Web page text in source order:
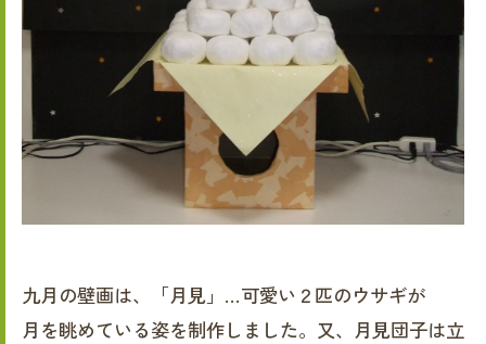
九月の壁画は、「月見」…可愛い２匹のウサギが
月を眺めている姿を制作しました。又、月見団子は立